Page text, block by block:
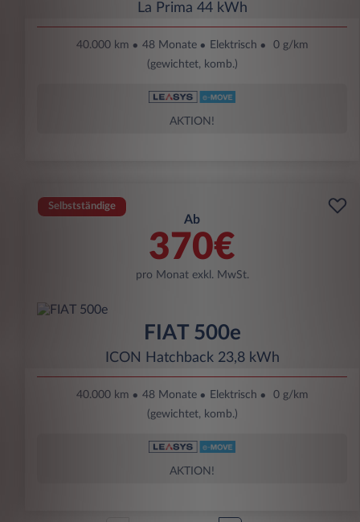
La Prima 44 kWh
40.000 km 48 Monate Elektrisch
0 g/km
(gewichtet, komb.)
AKTION!
Selbstständige
Ab
370€
pro Monat exkl. MwSt.
FIAT 500e
ICON Hatchback 23,8 kWh
40.000 km 48 Monate Elektrisch
0 g/km
(gewichtet, komb.)
AKTION!